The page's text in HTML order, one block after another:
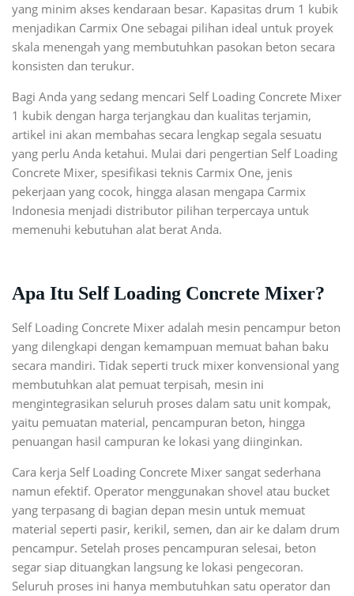
yang minim akses kendaraan besar. Kapasitas drum 1 kubik
menjadikan Carmix One sebagai pilihan ideal untuk proyek
skala menengah yang membutuhkan pasokan beton secara
konsisten dan terukur.
Bagi Anda yang sedang mencari Self Loading Concrete Mixer
1 kubik dengan harga terjangkau dan kualitas terjamin,
artikel ini akan membahas secara lengkap segala sesuatu
yang perlu Anda ketahui. Mulai dari pengertian Self Loading
Concrete Mixer, spesifikasi teknis Carmix One, jenis
pekerjaan yang cocok, hingga alasan mengapa Carmix
Indonesia menjadi distributor pilihan terpercaya untuk
memenuhi kebutuhan alat berat Anda.
Apa Itu Self Loading Concrete Mixer?
Self Loading Concrete Mixer adalah mesin pencampur beton
yang dilengkapi dengan kemampuan memuat bahan baku
secara mandiri. Tidak seperti truck mixer konvensional yang
membutuhkan alat pemuat terpisah, mesin ini
mengintegrasikan seluruh proses dalam satu unit kompak,
yaitu pemuatan material, pencampuran beton, hingga
penuangan hasil campuran ke lokasi yang diinginkan.
Cara kerja Self Loading Concrete Mixer sangat sederhana
namun efektif. Operator menggunakan shovel atau bucket
yang terpasang di bagian depan mesin untuk memuat
material seperti pasir, kerikil, semen, dan air ke dalam drum
pencampur. Setelah proses pencampuran selesai, beton
segar siap dituangkan langsung ke lokasi pengecoran.
Seluruh proses ini hanya membutuhkan satu operator dan